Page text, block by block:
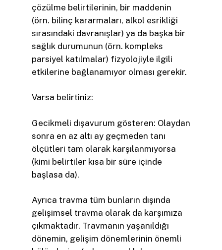
çözülme belirtilerinin, bir maddenin
(örn. bilinç kararmaları, alkol esrikliği
sırasındaki davranışlar) ya da başka bir
sağlık durumunun (örn. kompleks
parsiyel katılmalar) fizyolojiyle ilgili
etkilerine bağlanamıyor olması gerekir.
Varsa belirtiniz:
Gecikmeli dışavurum gösteren: Olaydan
sonra en az altı ay geçmeden tanı
ölçütleri tam olarak karşılanmıyorsa
(kimi belirtiler kısa bir süre içinde
başlasa da).
Ayrıca travma tüm bunların dışında
gelişimsel travma olarak da karşımıza
çıkmaktadır. Travmanın yaşanıldığı
dönemin, gelişim dönemlerinin önemli